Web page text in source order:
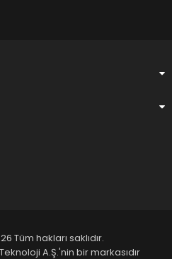
Tüm hakları saklıdır.
A.Ş.'nin bir markasıdır